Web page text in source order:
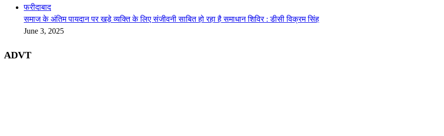
फरीदाबाद
समाज के अंतिम पायदान पर खड़े व्यक्ति के लिए संजीवनी साबित हो रहा है समाधान शिविर : डीसी विक्रम सिंह
June 3, 2025
ADVT